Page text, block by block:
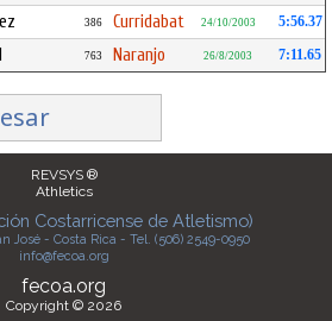
386 Curridabat 24/10/2003 5:56.37
763 Naranjo 26/8/2003 7:11.65
REVSYS ®
Athletics
Costarricense de Atletismo)
José - Costa Rica - Tel. (506) 2549-0950
info@fecoa.org
fecoa.org
Copyright © 2026